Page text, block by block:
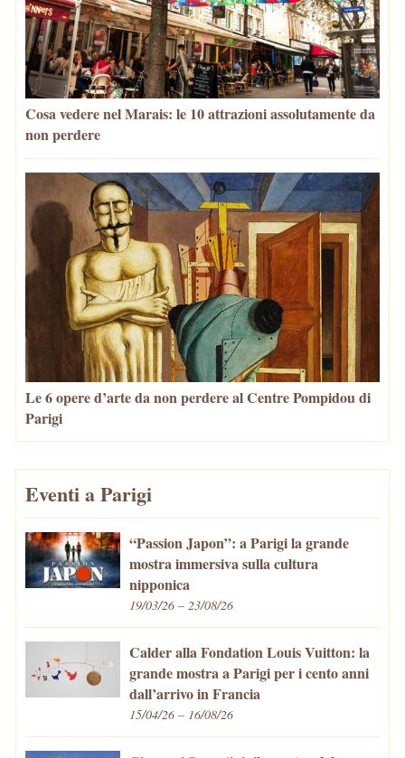
Cosa vedere nel Marais: le 10 attrazioni assolutamente da
non perdere
Le 6 opere d’arte da non perdere al Centre Pompidou di
Parigi
Eventi a Parigi
“Passion Japon”: a Parigi la grande
mostra immersiva sulla cultura
nipponica
19/03/26 – 23/08/26
Calder alla Fondation Louis Vuitton: la
grande mostra a Parigi per i cento anni
dall’arrivo in Francia
15/04/26 – 16/08/26